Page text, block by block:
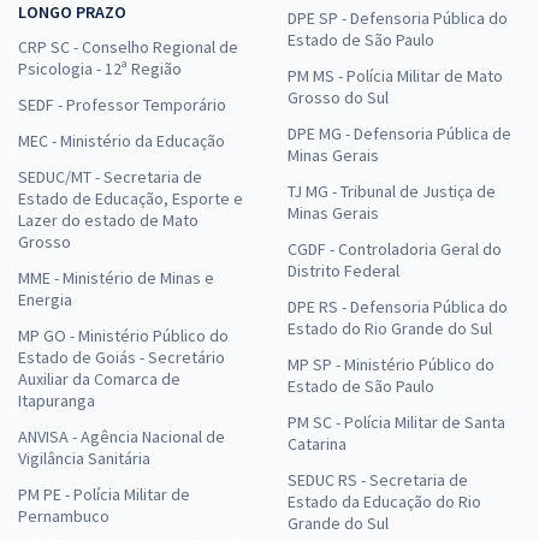
LONGO PRAZO
CRP SC - Conselho Regional de
Psicologia - 12ª Região
SEDF - Professor Temporário
MEC - Ministério da Educação
SEDUC/MT - Secretaria de
Estado de Educação, Esporte e
Lazer do estado de Mato
Grosso
MME - Ministério de Minas e
Energia
MP GO - Ministério Público do
Estado de Goiás - Secretário
Auxiliar da Comarca de
Itapuranga
ANVISA - Agência Nacional de
Vigilância Sanitária
PM PE - Polícia Militar de
Pernambuco
DPE SP - Defensoria Pública do
Estado de São Paulo
PM MS - Polícia Militar de Mato
Grosso do Sul
DPE MG - Defensoria Pública de
Minas Gerais
TJ MG - Tribunal de Justiça de
Minas Gerais
CGDF - Controladoria Geral do
Distrito Federal
DPE RS - Defensoria Pública do
Estado do Rio Grande do Sul
MP SP - Ministério Público do
Estado de São Paulo
PM SC - Polícia Militar de Santa
Catarina
SEDUC RS - Secretaria de
Estado da Educação do Rio
Grande do Sul